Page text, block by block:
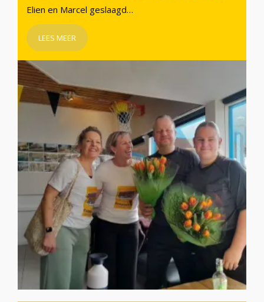
Elien en Marcel geslaagd…
LEES MEER